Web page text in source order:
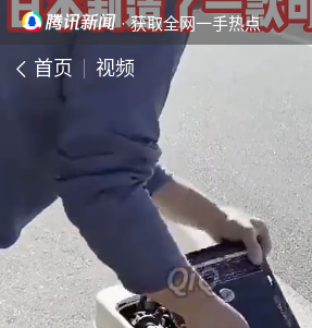
· 获取全网一手热点
首页 视频